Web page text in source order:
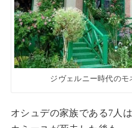
ジヴェルニー時代のモ
オシュデの家族である7人は